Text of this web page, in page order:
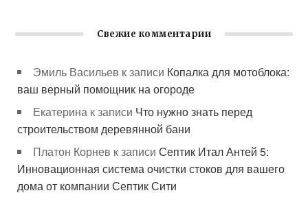
Свежие комментарии
Эмиль Васильев к записи Копалка для мотоблока:
ваш верный помощник на огороде
Екатерина к записи Что нужно знать перед
строительством деревянной бани
Платон Корнев к записиСептик Итал Антей 5:
Инновационная система очистки стоков для вашего
дома от компании Септик Сити